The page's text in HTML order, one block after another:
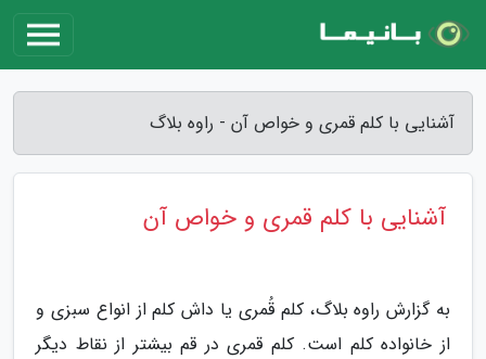
آشنایی با کلم قمری و خواص آن - راوه بلاگ
آشنایی با کلم قمری و خواص آن
به گزارش راوه بلاگ، کلم قُمری یا داش کلم از انواع سبزی و
از خانواده کلم است. کلم قمری در قم بیشتر از نقاط دیگر